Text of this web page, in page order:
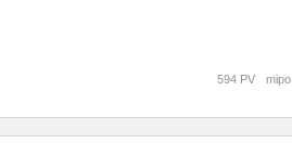
mipo
594 PV